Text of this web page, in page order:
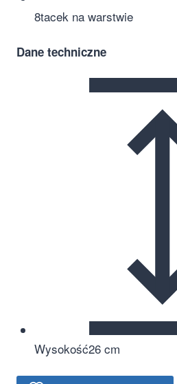
8tacek na warstwie
Dane techniczne
Wysokość26 cm